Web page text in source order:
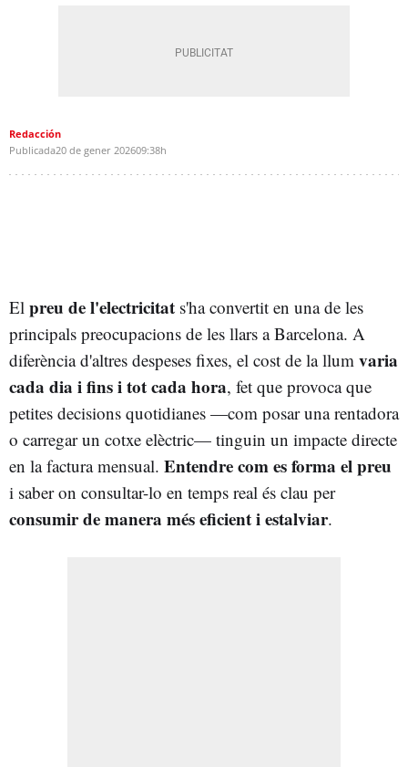
Redacción
Publicada20 de gener 202609:38h
El preu de l'electricitat s'ha convertit en una de les
principals preocupacions de les llars a Barcelona. A
diferència d'altres despeses fixes, el cost de la llum varia
cada dia i fins i tot cada hora, fet que provoca que
petites decisions quotidianes —com posar una rentadora
o carregar un cotxe elèctric— tinguin un impacte directe
en la factura mensual. Entendre com es forma el preu
i saber on consultar-lo en temps real és clau per
consumir de manera més eficient i estalviar.